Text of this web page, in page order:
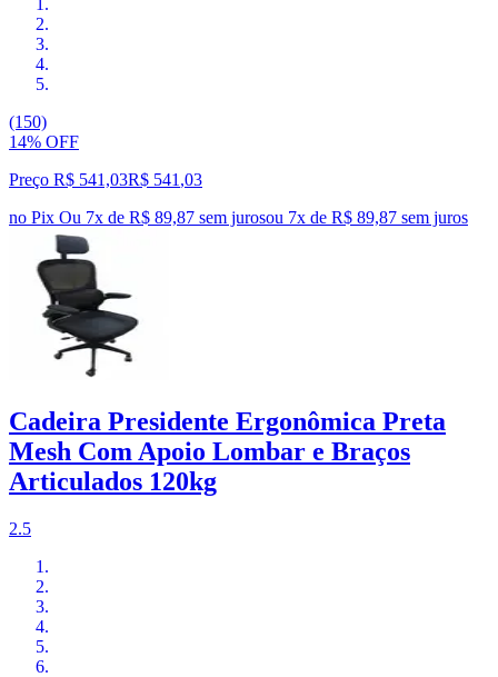
(150)
14% OFF
Preço R$ 541,03R$ 541 ,03
no Pix Ou 7x de R$ 89,87 sem jurosou 7x de R$ 89,87 sem juros
Cadeira Presidente Ergonômica Preta
Mesh Com Apoio Lombar e Braços
Articulados 120kg
2.5